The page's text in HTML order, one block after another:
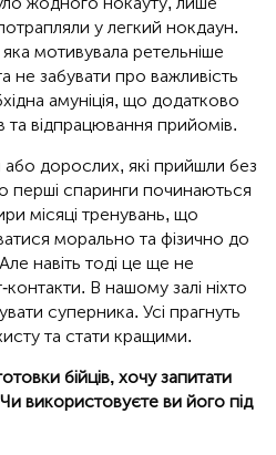
у легкий нокдаун.
мотивувала ретельніше
не забувати про важливість
амуніція, що додатково
та відпрацювання прийомів.
дорослих, які прийшли без
перші спаринги починаються
місяці тренувань, що
морально та фізично до
навіть тоді це ще не
В нашому залі ніхто
суперника. Усі прагнуть
та стати кращими.
бійців, хочу запитати
використовуєте ви його під